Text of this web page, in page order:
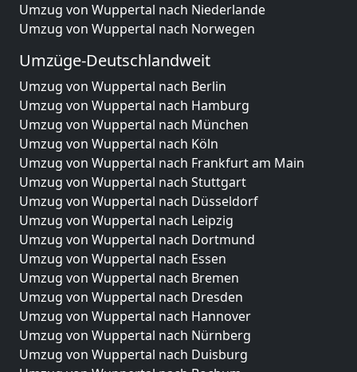
Umzug von Wuppertal nach Niederlande
Umzug von Wuppertal nach Norwegen
Umzüge-Deutschlandweit
Umzug von Wuppertal nach Berlin
Umzug von Wuppertal nach Hamburg
Umzug von Wuppertal nach München
Umzug von Wuppertal nach Köln
Umzug von Wuppertal nach Frankfurt am Main
Umzug von Wuppertal nach Stuttgart
Umzug von Wuppertal nach Düsseldorf
Umzug von Wuppertal nach Leipzig
Umzug von Wuppertal nach Dortmund
Umzug von Wuppertal nach Essen
Umzug von Wuppertal nach Bremen
Umzug von Wuppertal nach Dresden
Umzug von Wuppertal nach Hannover
Umzug von Wuppertal nach Nürnberg
Umzug von Wuppertal nach Duisburg